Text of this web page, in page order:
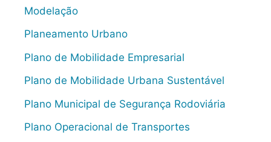
Modelação
Planeamento Urbano
Plano de Mobilidade Empresarial
Plano de Mobilidade Urbana Sustentável
Plano Municipal de Segurança Rodoviária
Plano Operacional de Transportes